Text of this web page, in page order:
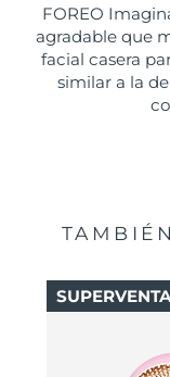
FOREO
agradable que
facial casera
similar a la